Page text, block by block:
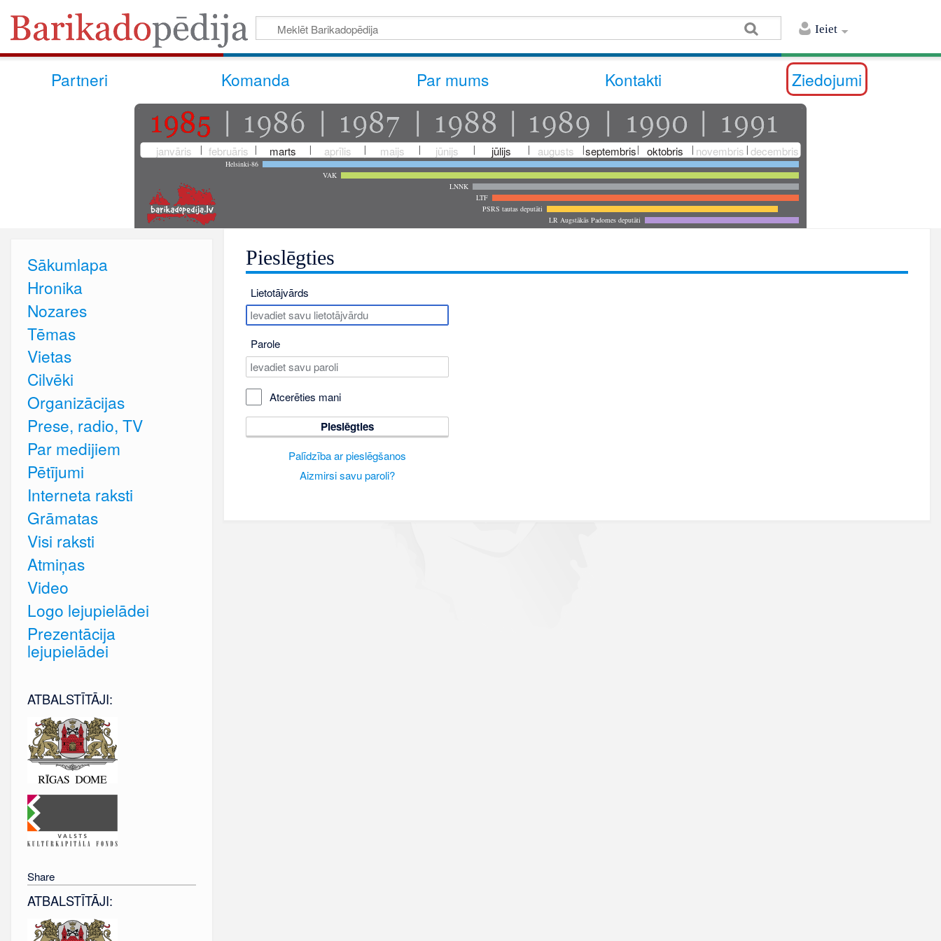
Ieiet
Partneri Komanda Par mums Kontakti Ziedojumi
janvāris februāris marts aprīlis maijs jūnijs jūlijs augusts septembris oktobris novembris decembris
Helsinki-86
VAK
LNNK
LTF
PSRS tautas deputāti
LR Augstākās Padomes deputāti
Pieslēgties
Lietotājvārds
Parole
Atcerēties mani
Pieslēgties
Palīdzība ar pieslēgšanos
Aizmirsi savu paroli?
Sākumlapa
Hronika
Nozares
Tēmas
Vietas
Cilvēki
Organizācijas
Prese, radio, TV
Par medijiem
Pētījumi
Interneta raksti
Grāmatas
Visi raksti
Atmiņas
Video
Logo lejupielādei
Prezentācija
lejupielādei
ATBALSTĪTĀJI:
Share
ATBALSTĪTĀJI: